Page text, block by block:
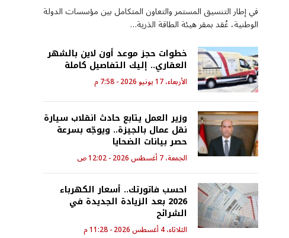
في إطار التنسيق المستمر والتعاون المتكامل بين مؤسسات الدولة
الوطنية، عُقد بمقر هيئة الطاقة الذرية…
خطوات حجز موعد أون لاين بالشهر
العقاري.. إليك التفاصيل كاملة
الأربعاء، 17 يونيو 2026 - 7:58 م
وزير العمل يتابع حادث انقلاب سيارة
نقل عمال بالجيزة.. ويوجّه بسرعة
حصر بيانات الضحايا
الجمعة، 7 أغسطس 2026 - 12:02 ص
احسب فاتورتك.. أسعار الكهرباء
2026 بعد الزيادة الجديدة في
الشرائح
الثلاثاء، 4 أغسطس 2026 - 11:28 م